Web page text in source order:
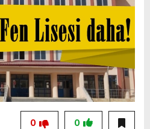
0
0